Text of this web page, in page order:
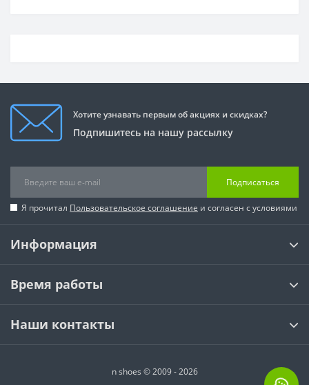
Хотите узнавать первым об акциях и скидках?
Подпишитесь на нашу рассылку
Подписаться
Я прочитал Пользовательское соглашение и согласен с условиями
Информация
Время работы
Наши контакты
n shoes © 2009 - 2026